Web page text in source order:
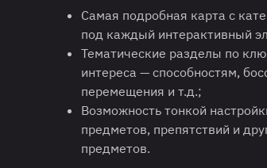
Самая подробная карта с
под каждый интерактивный
Тематические разделы по
интереса — способностям,
перемещения и т.д.;
Возможность тонкой
предметов, препятствий и
предметов.